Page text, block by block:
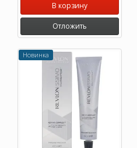
В корзину
Отложить
Новинка